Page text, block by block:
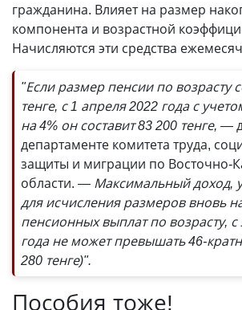
гражданина. Влияет на размер
компонента и возрастной
Начисляются эти средства
"Если размер пенсии по возрасту
тенге, с 1 апреля 2022 года с
на 4% он составит 83 200 тенге, —
департаменте комитета труда,
защиты и миграции по Восточно-
области. — Максимальный доход,
для исчисления размеров вновь
пенсионных выплат по возрасту, с
года не может превышать 46-
280 тенге)".
Пособия тоже!